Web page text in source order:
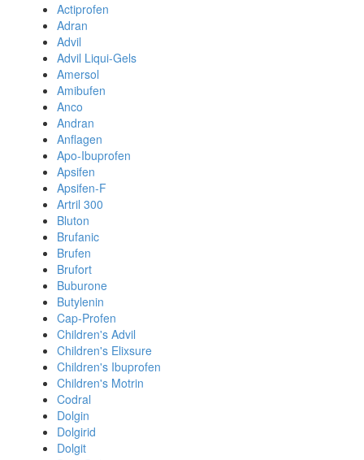
Actiprofen
Adran
Advil
Advil Liqui-Gels
Amersol
Amibufen
Anco
Andran
Anflagen
Apo-Ibuprofen
Apsifen
Apsifen-F
Artril 300
Bluton
Brufanic
Brufen
Brufort
Buburone
Butylenin
Cap-Profen
Children's Advil
Children's Elixsure
Children's Ibuprofen
Children's Motrin
Codral
Dolgin
Dolgirid
Dolgit